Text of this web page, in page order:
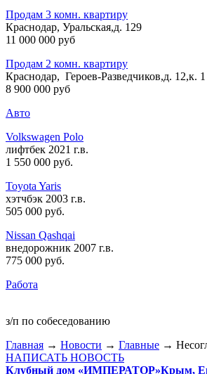
Продам 3 комн. квартиру
Краснодар, Уральская,д. 129
11 000 000 руб
Продам 2 комн. квартиру
Краснодар, Героев-Разведчиков,д. 12,к. 1
8 900 000 руб
Авто
Volkswagen Polo
лифтбек 2021 г.в.
1 550 000 руб.
Toyota Yaris
хэтчбэк 2003 г.в.
505 000 руб.
Nissan Qashqai
внедорожник 2007 г.в.
775 000 руб.
Работа
з/п по собеседованию
Главная → Новости → Главные →
НАПИСАТЬ НОВОСТЬ
Клубный дом «ИМПЕРАТОР»Крым,